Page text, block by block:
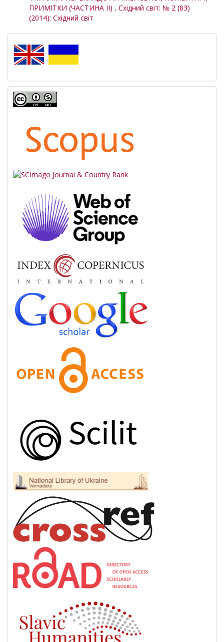
ПРИМІТКИ (ЧАСТИНА ІІ) , Східний світ: № 2 (83)
(2014): Східний світ